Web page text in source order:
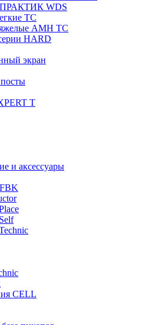
ПРАКТИК WDS
ТС
AMH TC
HARD
экран
T
и аксессуары
CELL